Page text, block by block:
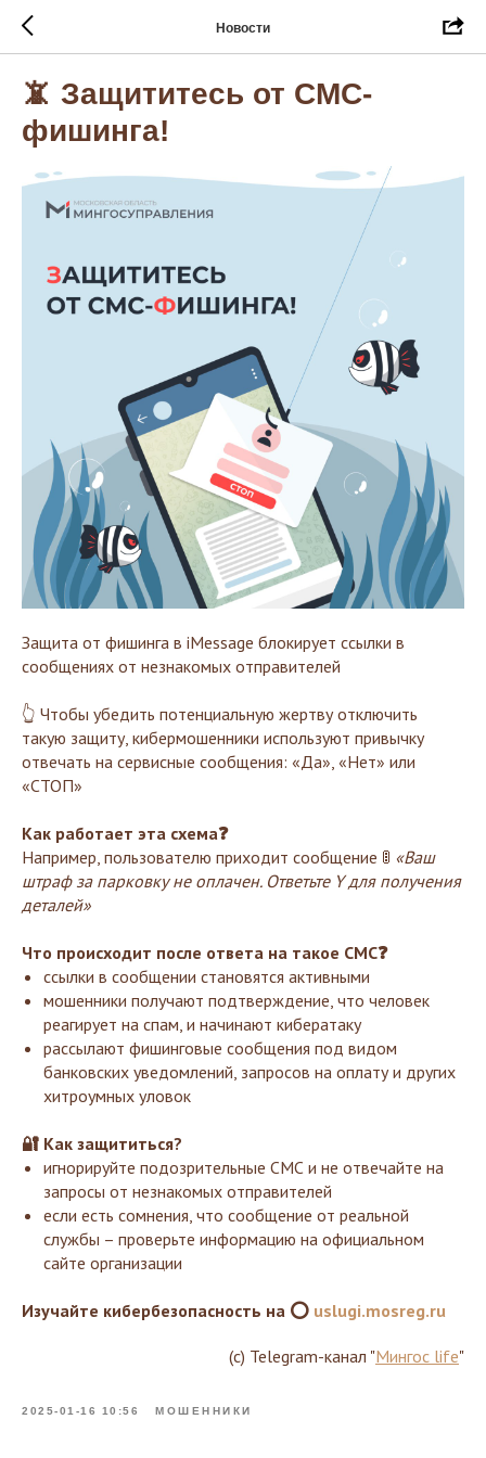
Новости
📵 Защититесь от СМС-
фишинга!
Защита от фишинга в iMessage блокирует ссылки в
сообщениях от незнакомых отправителей
👆 Чтобы убедить потенциальную жертву отключить
такую защиту, кибермошенники используют привычку
отвечать на сервисные сообщения: «Да», «Нет» или
«СТОП»
Как работает эта схема❓
Например, пользователю приходит сообщение 🚦 «Ваш
штраф за парковку не оплачен. Ответьте Y для получения
деталей»
Что происходит после ответа на такое СМС❓
ссылки в сообщении становятся активными
мошенники получают подтверждение, что человек
реагирует на спам, и начинают кибератаку
рассылают фишинговые сообщения под видом
банковских уведомлений, запросов на оплату и других
хитроумных уловок
🔐 Как защититься?
игнорируйте подозрительные СМС и не отвечайте на
запросы от незнакомых отправителей
если есть сомнения, что сообщение от реальной
службы – проверьте информацию на официальном
сайте организации
Изучайте кибербезопасность на ⭕ uslugi.mosreg.ru
(с) Telegram-канал "Мингос life"
2025-01-16 10:56 МОШЕННИКИ